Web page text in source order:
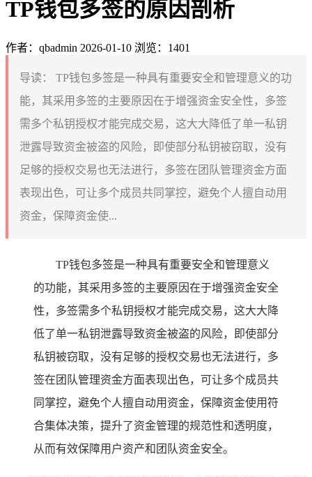
TP钱包多签的原因剖析
作者：qbadmin 2026-01-10 浏览：1401
导读：
TP钱包多签是一种具有重要安全和管理意义的功
能，其采用多签的主要原因在于增强资金安全性，多签
需多个私钥授权才能完成交易，这大大降低了单一私钥
泄露导致资金被盗的风险，即使部分私钥被窃取，没有
足够的授权交易也无法进行，多签在团队管理资金方面
表现出色，可让多个成员共同掌控，避免个人擅自动用
资金，保障资金使...
TP钱包多签是一种具有重要安全和管理意义
的功能，其采用多签的主要原因在于增强资金安全
性，多签需多个私钥授权才能完成交易，这大大降
低了单一私钥泄露导致资金被盗的风险，即使部分
私钥被窃取，没有足够的授权交易也无法进行，多
签在团队管理资金方面表现出色，可让多个成员共
同掌控，避免个人擅自动用资金，保障资金使用符
合集体决策，提升了资金管理的规范性和透明度，
从而有效保障用户资产和团队资金安全。